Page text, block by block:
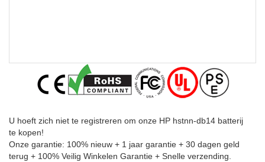
U hoeft zich niet te registreren om onze HP hstnn-db14 batterij
te kopen!
Onze garantie: 100% nieuw + 1 jaar garantie + 30 dagen geld
terug + 100% Veilig Winkelen Garantie + Snelle verzending.